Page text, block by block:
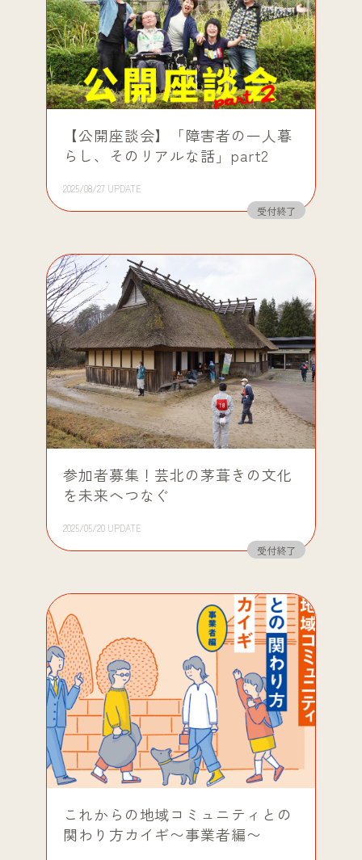
【公開座談会】「障害者の一人暮
らし、そのリアルな話」part2
2025/08/27 UPDATE
受付終了
参加者募集！芸北の茅葺きの文化
を未来へつなぐ
2025/05/20 UPDATE
受付終了
これからの地域コミュニティとの
関わり方カイギ〜事業者編〜